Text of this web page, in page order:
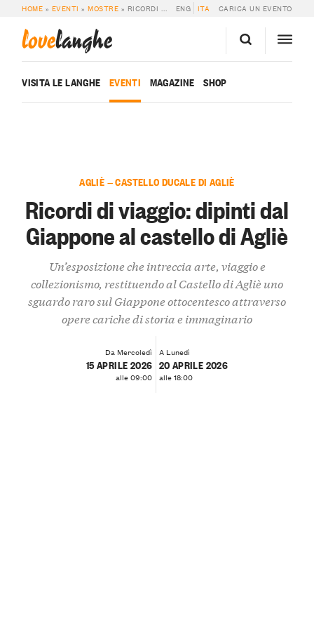
HOME » EVENTI »MOSTRE » RICORDI DI VIAGGIO: DIPINTI DAL GIAPPONE AL CASTELLO DI AGLIÈ ENG ITA CARICA UN EVENTO
lovelanghe
VISITA LE LANGHE EVENTI MAGAZINE SHOP
AGLIÈ — CASTELLO DUCALE DI AGLIÈ
Ricordi di viaggio: dipinti dal
Giappone al castello di Agliè
Un’esposizione che intreccia arte, viaggio e
collezionismo, restituendo al Castello di Agliè uno
sguardo raro sul Giappone ottocentesco attraverso
opere cariche di storia e immaginario
Da Mercoledì
15 APRILE 2026
alle 09:00
A Lunedì
20 APRILE 2026
alle 18:00